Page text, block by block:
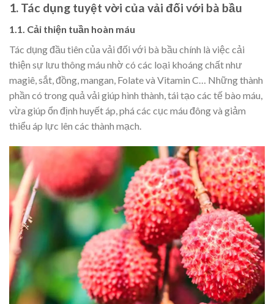
1. Tác dụng tuyệt vời của vải đối với bà bầu
1.1. Cải thiện tuần hoàn máu
Tác dụng đầu tiên của vải đối với bà bầu chính là việc cải
thiện sự lưu thông máu nhờ có các loại khoáng chất như
magiê, sắt, đồng, mangan, Folate và Vitamin C… Những thành
phần có trong quả vải giúp hình thành, tái tạo các tế bào máu,
vừa giúp ổn định huyết áp, phá các cục máu đông và giảm
thiểu áp lực lên các thành mạch.